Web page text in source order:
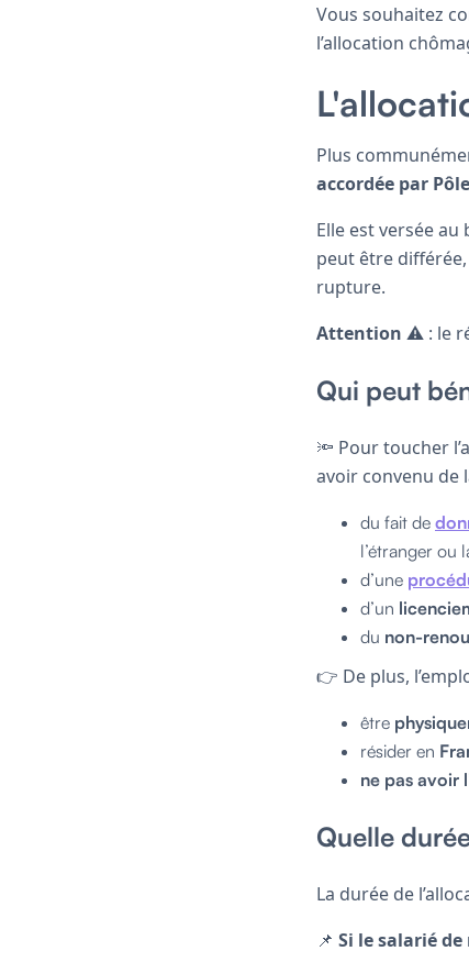
Vous souhaitez
l’allocation
Plus
accordée par
Elle est versée
peut être
rupture.
Attention ⚠️ : le
Qui peut
🔦 Pour toucher
avoir convenu de
du fait de
l’étranger ou
d’une
d’un
du non-
👉 De plus,
être
résider en
ne pas avoir
Quelle
La durée de
📌 Si le salarié de